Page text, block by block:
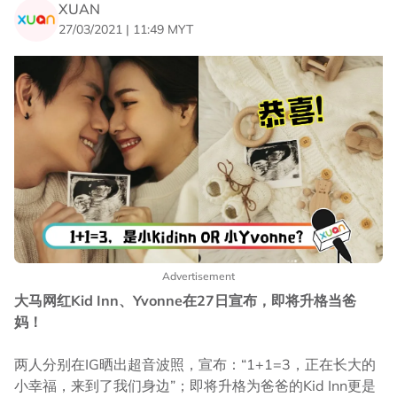
XUAN
27/03/2021 | 11:49 MYT
Advertisement
大马网红Kid Inn、Yvonne在27日宣布，即将升格当爸
妈！
两人分别在IG晒出超音波照，宣布：“1+1=3，正在长大的
小幸福，来到了我们身边”；即将升格为爸爸的Kid Inn更是